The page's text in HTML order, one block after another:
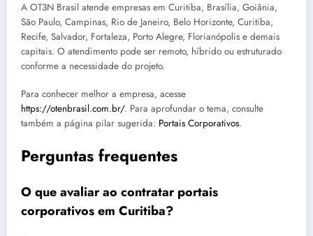
A OT3N Brasil atende empresas em Curitiba, Brasília, Goiânia,
São Paulo, Campinas, Rio de Janeiro, Belo Horizonte, Curitiba,
Recife, Salvador, Fortaleza, Porto Alegre, Florianópolis e demais
capitais. O atendimento pode ser remoto, híbrido ou estruturado
conforme a necessidade do projeto.
Para conhecer melhor a empresa, acesse
https://otenbrasil.com.br/. Para aprofundar o tema, consulte
também a página pilar sugerida: Portais Corporativos.
Perguntas frequentes
O que avaliar ao contratar portais
corporativos em Curitiba?